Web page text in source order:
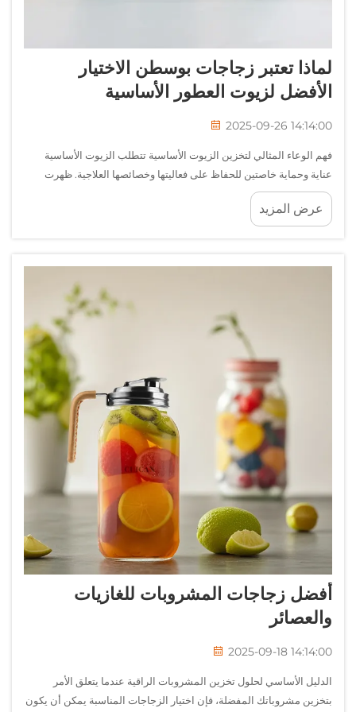
لماذا تعتبر زجاجات بوسطن الاختيار
الأفضل لزيوت العطور الأساسية
2025-09-26 14:14:00
فهم الوعاء المثالي لتخزين الزيوت الأساسية تتطلب الزيوت الأساسية
عناية وحماية خاصتين للحفاظ على فعاليتها وخصائصها العلاجية. ظهرت
زجاجات بوسطن كمعيار ذهبي لتخزين الزيوت الأساسية، حيث توفر حماية
ممتازة تساعد في الحفاظ على جودة الزيوت لفترة أطول...
عرض المزيد
أفضل زجاجات المشروبات للغازيات
والعصائر
2025-09-18 14:14:00
الدليل الأساسي لحلول تخزين المشروبات الراقية عندما يتعلق الأمر
بتخزين مشروباتك المفضلة، فإن اختيار الزجاجات المناسبة يمكن أن يكون